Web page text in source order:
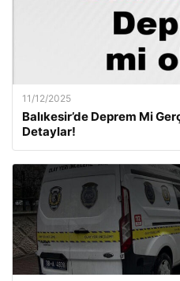
11/12/2025
Balıkesir’de Deprem Mi
Detaylar!